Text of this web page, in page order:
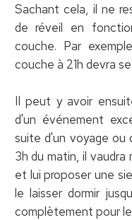
Sachant cela, il ne
de réveil en
couche. Par
couche à 21h devra
Il peut y avoir
d'un événement
suite d'un voyage
3h du matin, il vaudra
et lui proposer une
le laisser dormir
complètement pour